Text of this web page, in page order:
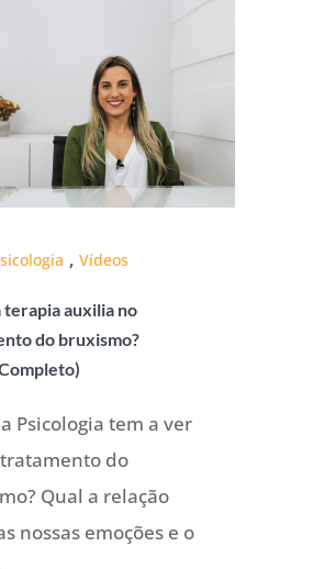
, Vídeos
terapia auxilia no
do bruxismo?
Psicologia tem a ver
do
Qual a relação
nossas emoções e o